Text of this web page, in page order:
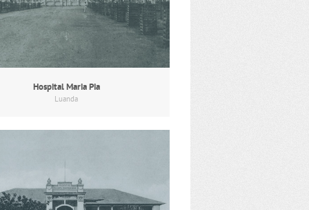
Hospital Maria Pia
Luanda